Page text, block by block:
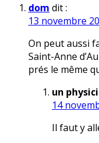
dom dit :
13 novembre
On peut aussi
Saint-Anne
prés le même
un
14
Il faut y